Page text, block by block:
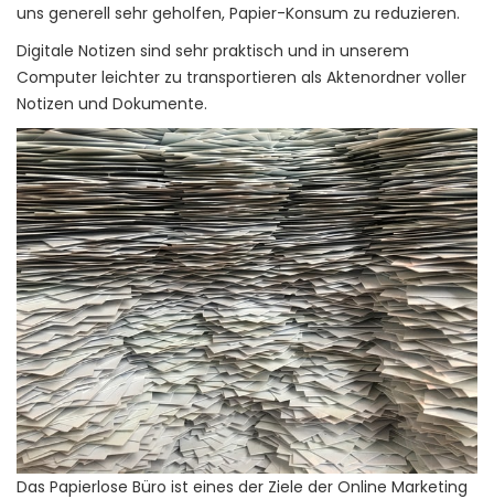
uns generell sehr geholfen, Papier-Konsum zu reduzieren.
Digitale Notizen sind sehr praktisch und in unserem
Computer leichter zu transportieren als Aktenordner voller
Notizen und Dokumente.
Das Papierlose Büro ist eines der Ziele der Online Marketing